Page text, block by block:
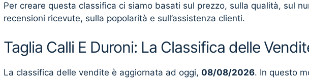
Per creare questa classifica ci siamo basati sul prezzo, sulla qualità, sul
recensioni ricevute, sulla popolarità e sull’assistenza clienti.
Taglia Calli E Duroni: La Classifica delle
La classifica delle vendite è aggiornata ad oggi, 08/08/2026. In questo